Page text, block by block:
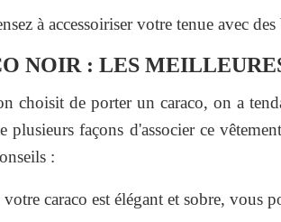
à accessoiriser votre tenue avec
NOIR : LES
choisit de porter un caraco, on a
plusieurs façons d'associer ce
:
votre caraco est élégant et sobre, vous